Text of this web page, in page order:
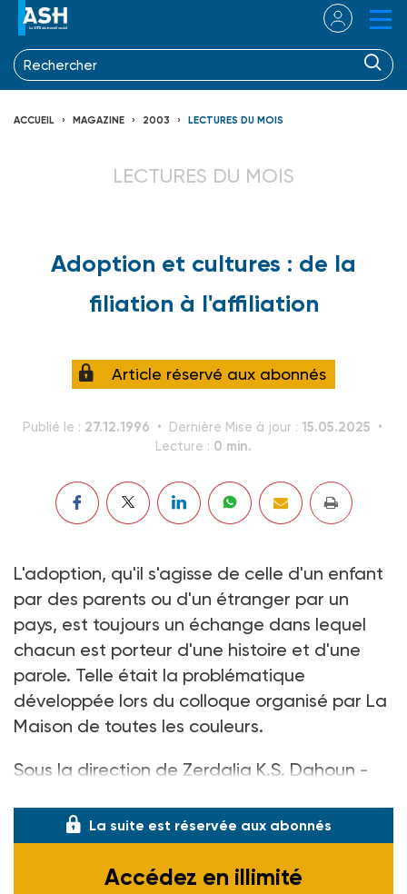
ACCUEIL MAGAZINE 2003 LECTURES DU MOIS
LECTURES DU MOIS
Adoption et cultures : de la
filiation à l'affiliation
Article réservé aux abonnés
Publié le : 27.12.1996 Dernière Mise à jour : 15.05.2025
Lecture : 0 min.
L'adoption, qu'il s'agisse de celle d'un enfant
par des parents ou d'un étranger par un
pays, est toujours un échange dans lequel
chacun est porteur d'une histoire et d'une
parole. Telle était la problématique
développée lors du colloque organisé par La
Maison de toutes les couleurs.
Sous la direction de Zerdalia K.S. Dahoun -
La suite est réservée aux abonnés
Accédez en illimité